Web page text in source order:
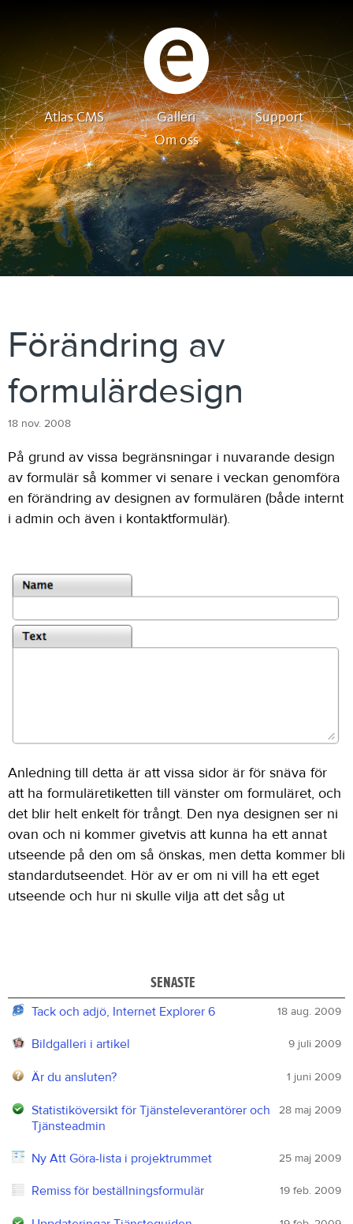
Atlas CMS Galleri
Support
Om oss
Förändring av
formulärdesign
18 nov. 2008
På grund av vissa begränsningar i nuvarande design
av formulär så kommer vi senare i veckan genomföra
en förändring av designen av formulären (både internt
i admin och även i kontaktformulär).
Anledning till detta är att vissa sidor är för snäva för
att ha formuläretiketten till vänster om formuläret, och
det blir helt enkelt för trångt. Den nya designen ser ni
ovan och ni kommer givetvis att kunna ha ett annat
utseende på den om så önskas, men detta kommer bli
standardutseendet. Hör av er om ni vill ha ett eget
utseende och hur ni skulle vilja att det såg ut
SENASTE
18 aug. 2009
Tack och adjö, Internet Explorer 6
9 juli 2009
Bildgalleri i artikel
1 juni 2009
Är du ansluten?
28 maj 2009
Statistiköversikt för Tjänsteleverantörer och
Tjänsteadmin
25 maj 2009
Ny Att Göra-lista i projektrummet
19 feb. 2009
Remiss för beställningsformulär